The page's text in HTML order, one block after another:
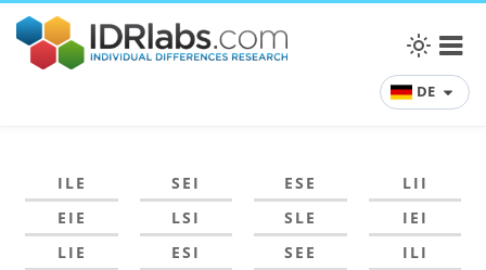
DE
ILE SEI ESE
LII
EIE
LSI SLE
IEI
LIE
ESI SEE
ILI